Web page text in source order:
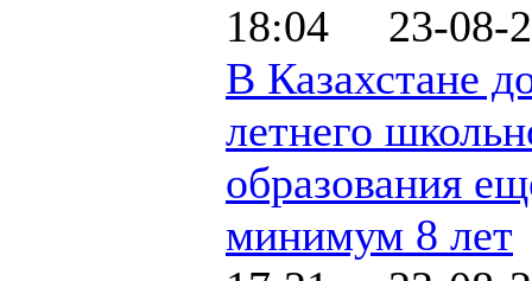
18:04 23-08-
В Казахстане
летнего
образования
минимум 8 лет